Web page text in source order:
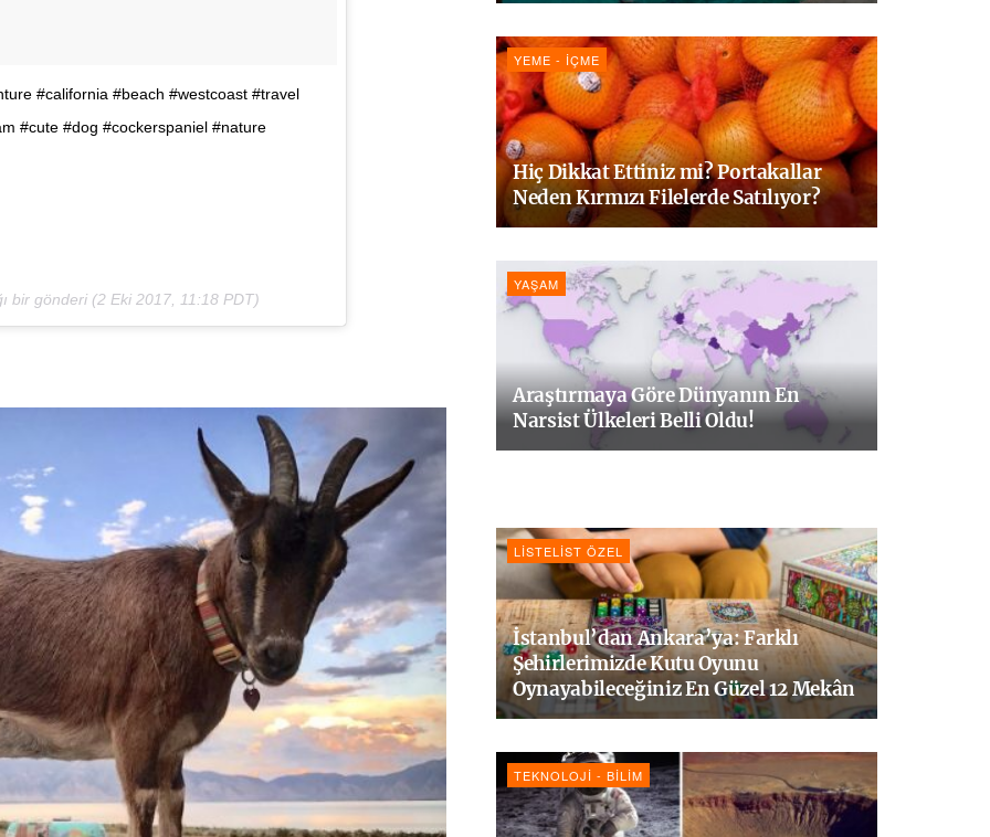
#california #beach #westcoast #travel
#cute #dog #cockerspaniel #nature
bir gönderi (2 Eki 2017, 11:18 PDT)
YEME - İÇME
Hiç Dikkat Ettiniz mi? Portakallar
Neden Kırmızı Filelerde Satılıyor?
YAŞAM
Araştırmaya Göre Dünyanın En
Narsist Ülkeleri Belli Oldu!
LISTELIST ÖZEL
İstanbul’dan Ankara’ya: Farklı
Şehirlerimizde Kutu Oyunu
Oynayabileceğiniz En Güzel 12 Mekân
TEKNOLOJI - BILIM